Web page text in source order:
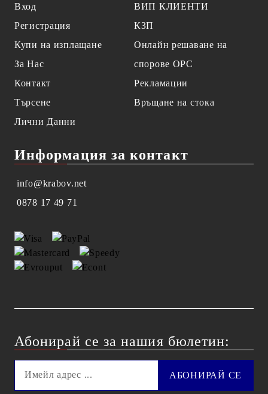
Вход
Регистрация
Купи на изплащане
За Нас
Контакт
Търсене
Лични Данни
ВИП КЛИЕНТИ
КЗП
Онлайн решаване на
спорове OPC
Рекламации
Връщане на стока
Информация за контакт
info@krabov.net
0878 17 49 71
Абонирай се за нашия бюлетин: